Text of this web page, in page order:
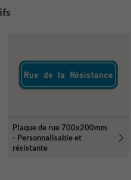
Plaque de rue 700x200mm
- Personnalisable et
résistante